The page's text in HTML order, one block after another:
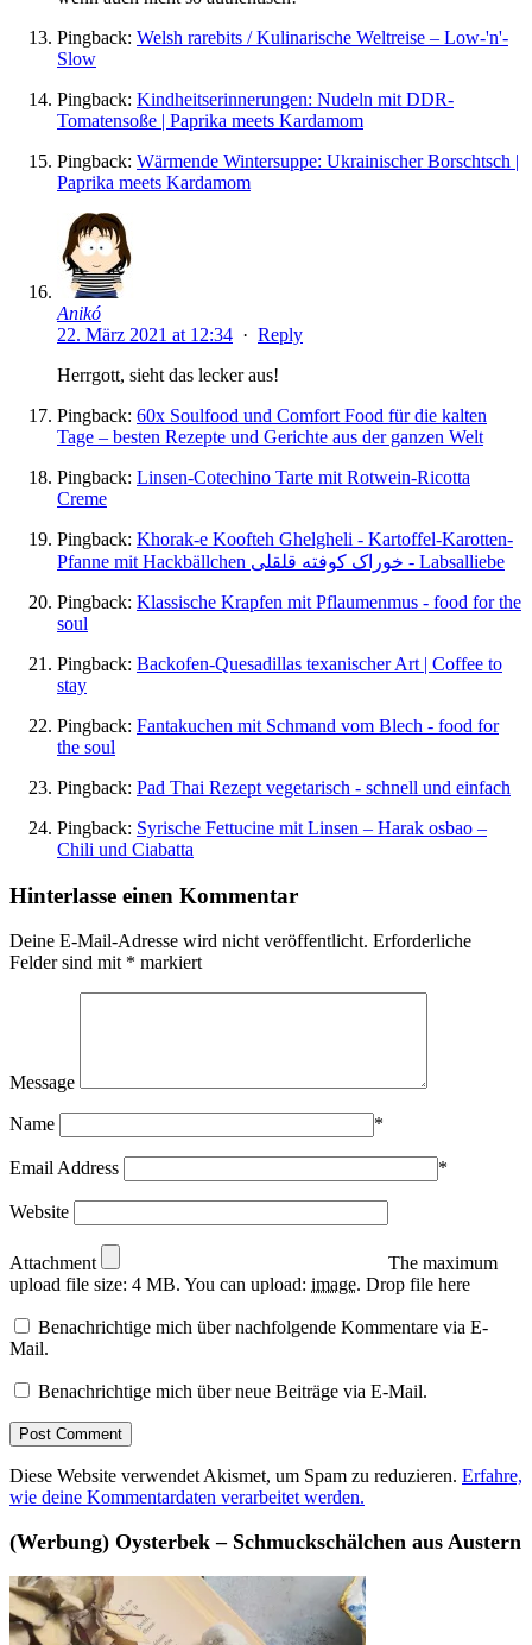
Pingback: Welsh rarebits / Kulinarische Weltreise – Low-'n'-
Slow
Pingback: Kindheitserinnerungen: Nudeln mit DDR-
Tomatensoße | Paprika meets Kardamom
Pingback: Wärmende Wintersuppe: Ukrainischer Borschtsch |
Paprika meets Kardamom
Anikó
22. März 2021 at 12:34 · Reply
Herrgott, sieht das lecker aus!
Pingback: 60x Soulfood und Comfort Food für die kalten
Tage – besten Rezepte und Gerichte aus der ganzen Welt
Pingback: Linsen-Cotechino Tarte mit Rotwein-Ricotta
Creme
Pingback: Khorak-e Koofteh Ghelgheli - Kartoffel-Karotten-
Pfanne mit Hackbällchen خوراک کوفته قلقلی - Labsalliebe
Pingback: Klassische Krapfen mit Pflaumenmus - food for the
soul
Pingback: Backofen-Quesadillas texanischer Art | Coffee to
stay
Pingback: Fantakuchen mit Schmand vom Blech - food for
the soul
Pingback: Pad Thai Rezept vegetarisch - schnell und einfach
Pingback: Syrische Fettucine mit Linsen – Harak osbao –
Chili und Ciabatta
Hinterlasse einen Kommentar
Deine E-Mail-Adresse wird nicht veröffentlicht. Erforderliche
Felder sind mit * markiert
Message
Name *
Email Address *
Website
Attachment
The maximum
upload file size: 4 MB. You can upload: image. Drop file here
Benachrichtige mich über nachfolgende Kommentare via E-
Mail.
Benachrichtige mich über neue Beiträge via E-Mail.
Diese Website verwendet Akismet, um Spam zu reduzieren. Erfahre,
wie deine Kommentardaten verarbeitet werden.
(Werbung) Oysterbek – Schmuckschälchen aus Austern